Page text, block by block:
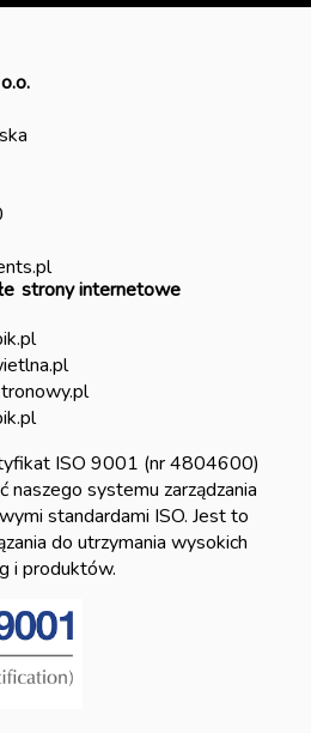
strony internetowe
ISO 9001 (nr 4804600)
systemu zarządzania
standardami ISO. Jest to
do utrzymania wysokich
i produktów.